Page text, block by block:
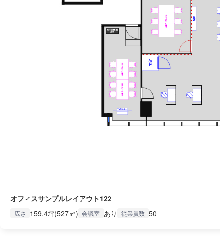
オフィスサンプルレイアウト122
広さ 159.4坪(527㎡) 会議室 あり 従業員数 50